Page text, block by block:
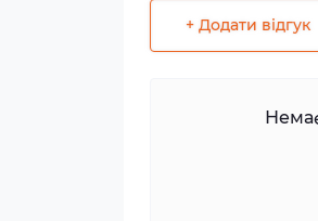
+ Додати відгук